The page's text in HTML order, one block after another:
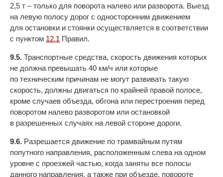
2,5 т – только для поворота налево или разворота. Выезд
на левую полосу дорог с односторонним движением
для остановки и стоянки осуществляется в соответствии
с пунктом 12.1 Правил.
9.5. Транспортные средства, скорость движения которых
не должна превышать 40 км/ч или которые
по техническим причинам не могут развивать такую
скорость, должны двигаться по крайней правой полосе,
кроме случаев объезда, обгона или перестроения перед
поворотом налево разворотом или остановкой
в разрешенных случаях на левой стороне дороги.
9.6. Разрешается движение по трамвайным путям
попутного направления, расположенным слева на одном
уровне с проезжей частью, когда заняты все полосы
данного направления, а также при объезде, повороте